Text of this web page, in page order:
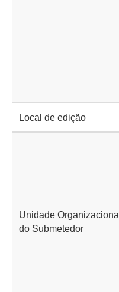
Local de edição
Unidade Organizacional
do Submetedor